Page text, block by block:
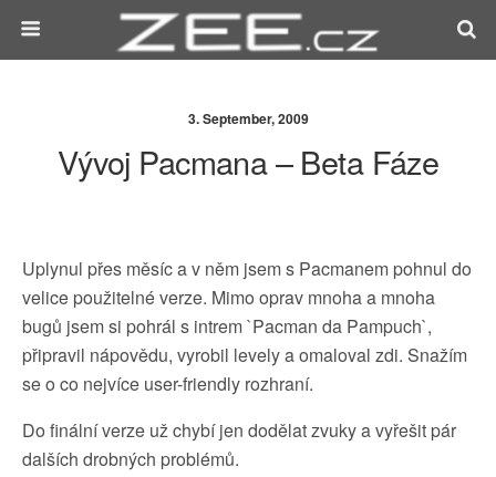
3. September, 2009
Vývoj Pacmana – Beta Fáze
Uplynul přes měsíc a v něm jsem s Pacmanem pohnul do
velice použitelné verze. Mimo oprav mnoha a mnoha
bugů jsem si pohrál s intrem `Pacman da Pampuch`,
připravil nápovědu, vyrobil levely a omaloval zdi. Snažím
se o co nejvíce user-friendly rozhraní.
Do finální verze už chybí jen dodělat zvuky a vyřešit pár
dalších drobných problémů.